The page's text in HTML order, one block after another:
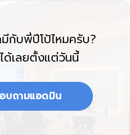
มีกับพี่ปีโป้ไหมครับ?
ได้เลยตั้งแต่วันนี้
บถามแอดมิน